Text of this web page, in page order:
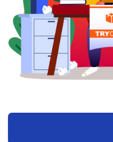
wanita dan pasangan
keputusan untuk
pengalaman dan
keselamatan serta
internasional, termasuk
luar negeri.Setiap
masing-masing
diakui. Oleh sebab itu,
memahami dengan baik
dibutuhkan agar skor
sesuai tujuan.Strategi